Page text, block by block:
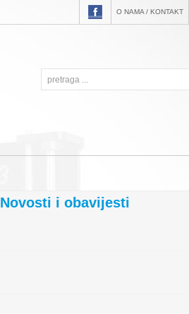
O NAMA / KONTAKT
Novosti i obavijesti